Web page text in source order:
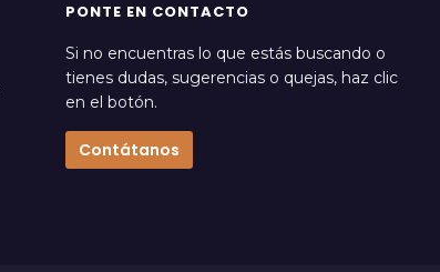
PONTE EN CONTACTO
Si no encuentras lo que estás buscando o
tienes dudas, sugerencias o quejas, haz clic
en el botón.
Contátanos